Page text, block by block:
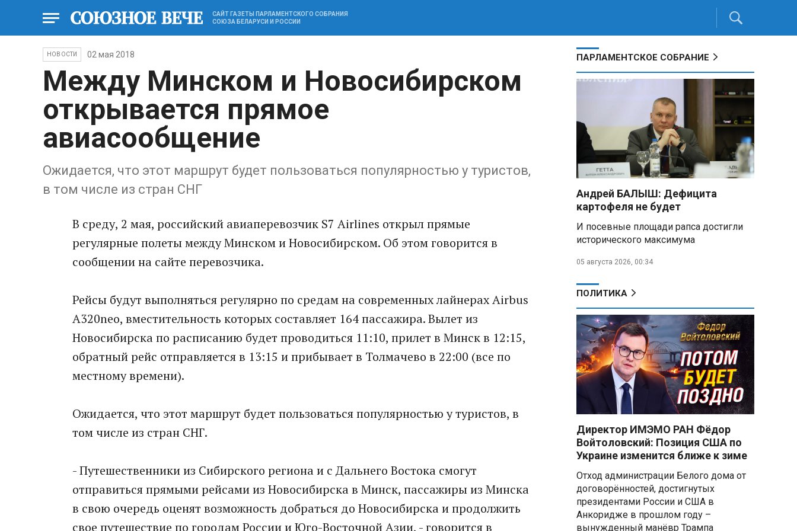
САЙТ ГАЗЕТЫ ПАРЛАМЕНТСКОГО СОБРАНИЯ
СОЮЗА БЕЛАРУСИ И РОССИИ
НОВОСТИ 02 мая 2018
Между Минском и Новосибирском
открывается прямое
авиасообщение
Ожидается, что этот маршрут будет пользоваться популярностью у туристов,
в том числе из стран СНГ
В среду, 2 мая, российский авиаперевозчик S7 Airlines открыл прямые
регулярные полеты между Минском и Новосибирском. Об этом говорится в
сообщении на сайте перевозчика.
Рейсы будут выполняться регулярно по средам на современных лайнерах Airbus
A320neo, вместительность которых составляет 164 пассажира. Вылет из
Новосибирска по расписанию будет проводиться 11:10, прилет в Минск в 12:15,
обратный рейс отправляется в 13:15 и прибывает в Толмачево в 22:00 (все по
местному времени).
Ожидается, что этот маршрут будет пользоваться популярностью у туристов, в
том числе из стран СНГ.
- Путешественники из Сибирского региона и с Дальнего Востока смогут
отправиться прямыми рейсами из Новосибирска в Минск, пассажиры из Минска
в свою очередь оценят возможность добраться до Новосибирска и продолжить
свое путешествие по городам России и Юго-Восточной Азии, - говорится в
ПАРЛАМЕНТСКОЕ СОБРАНИЕ
Андрей БАЛЫШ: Дефицита
картофеля не будет
И посевные площади рапса достигли
исторического максимума
05 августа 2026, 00:34
ПОЛИТИКА
Директор ИМЭМО РАН Фёдор
Войтоловский: Позиция США по
Украине изменится ближе к зиме
Отход администрации Белого дома от
договорённостей, достигнутых
президентами России и США в
Анкоридже в прошлом году –
вынужденный манёвр Трампа